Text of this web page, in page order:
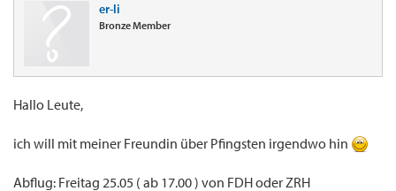
er-li
Bronze Member
Hallo Leute,
ich will mit meiner Freundin über Pfingsten irgendwo hin
Abflug: Freitag 25.05 ( ab 17.00 ) von FDH oder ZRH